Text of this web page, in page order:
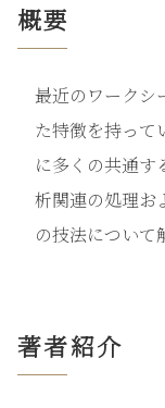
概要
最近のワークシ
た特徴を持って
に多くの共通す
析関連の処理お
の技法について
著者紹介